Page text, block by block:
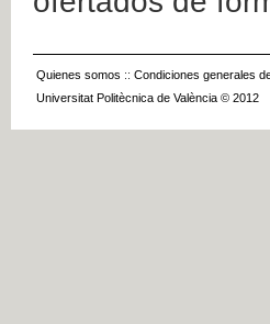
Quienes somos :: Condiciones generales
Universitat Politècnica de València © 2012